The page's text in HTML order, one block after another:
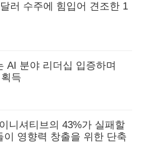
러 수주에 힘입어 견조한 1
AI 분야 리더십 입증하며
득
니셔티브의 43%가 실패할
영향력 창출을 위한 단축